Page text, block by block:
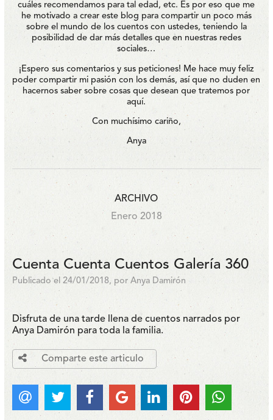
cuáles recomendamos para tal edad, etc. Es por eso que me
he motivado a crear este blog para compartir un poco más
sobre el mundo de los cuentos con ustedes, teniendo la
posibilidad de dar más detalles que en nuestras redes
sociales…
¡Espero sus comentarios y sus peticiones! Me hace muy feliz
poder compartir mi pasión con los demás, así que no duden en
hacernos saber sobre cosas que desean que tratemos por
aquí.
Con muchísimo cariño,
Anya
ARCHIVO
Enero 2018
Cuenta Cuenta Cuentos Galería 360
Publicado el 24/01/2018, por Anya Damirón
Disfruta de una tarde llena de cuentos narrados por
Anya Damirón para toda la familia.
Comparte este articulo